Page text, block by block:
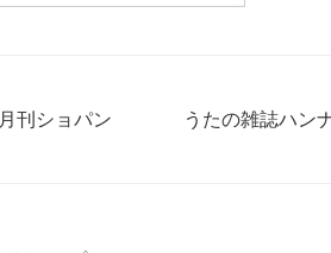
月刊ショパン うたの雑誌ハン